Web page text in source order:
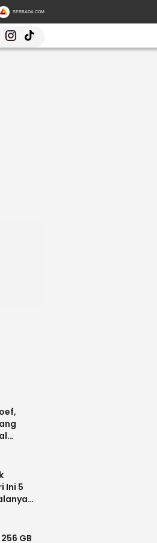
SERBADA.COM
RI
Ini 5
GB